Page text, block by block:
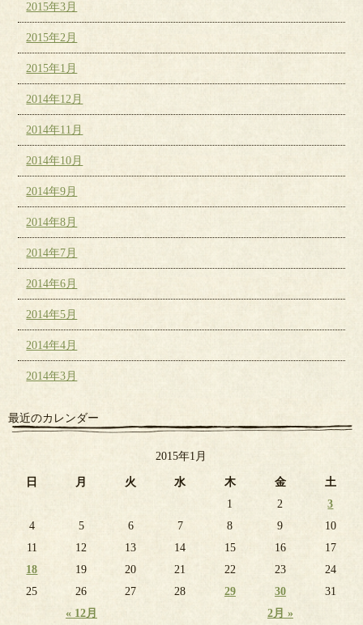
2015年3月
2015年2月
2015年1月
2014年12月
2014年11月
2014年10月
2014年9月
2014年8月
2014年7月
2014年6月
2014年5月
2014年4月
2014年3月
最近のカレンダー
2015年1月
日 月 火 水 木 金 土
« 12月 2月 »
1 2
3
4
5 6 7 8 9
10
11
12 13 14 15 16
17
18
19 20 21 22 23
24
25
26 27 28 29 30 31